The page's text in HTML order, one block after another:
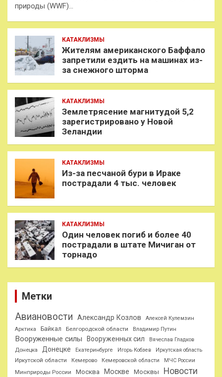
природы (WWF)…
КАТАКЛИЗМЫ
Жителям американского Баффало
запретили ездить на машинах из-
за снежного шторма
КАТАКЛИЗМЫ
Землетрясение магнитудой 5,2
зарегистрировано у Новой
Зеландии
КАТАКЛИЗМЫ
Из-за песчаной бури в Ираке
пострадали 4 тыс. человек
КАТАКЛИЗМЫ
Один человек погиб и более 40
пострадали в штате Мичиган от
торнадо
Метки
Авиановости Александр Козлов
Алексей Кулемзин
Арктика
Байкал Белгородской области Владимир Путин
Вооруженные силы Вооруженных сил
Вячеслав Гладков
Донецка
Донецке Екатеринбурге Игорь Кобзев Иркутская область
Иркутской области Кемерово Кемеровской области
МЧС России
Минприроды России
Москва Москве Москвы
Новости